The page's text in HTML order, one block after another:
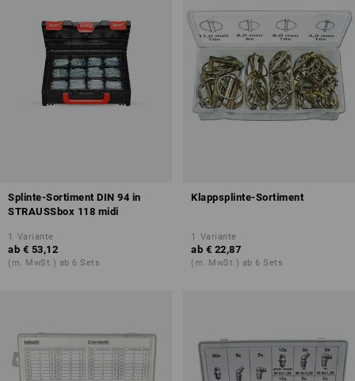
Splinte-Sortiment DIN 94 in
STRAUSSbox 118 midi
1 Variante
ab € 53,12
(m. MwSt.) ab 6 Sets
Klappsplinte-Sortiment
1 Variante
ab € 22,87
(m. MwSt.) ab 6 Sets